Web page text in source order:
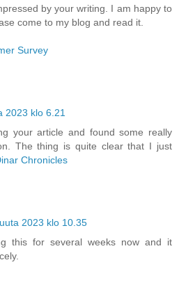
by your writing. I am happy to
come to my blog and read it.
Survey
2023 klo 6.21
your article and found some really
The thing is quite clear that I just
Chronicles
2023 klo 10.35
this for several weeks now and it